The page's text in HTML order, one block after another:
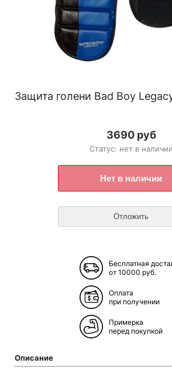
Защита голени Bad Boy
3690 руб
Статус: нет в наличии
Бесплатная
от 10000 руб.
Оплата
при получении
Примерка
перед покупкой
Описание